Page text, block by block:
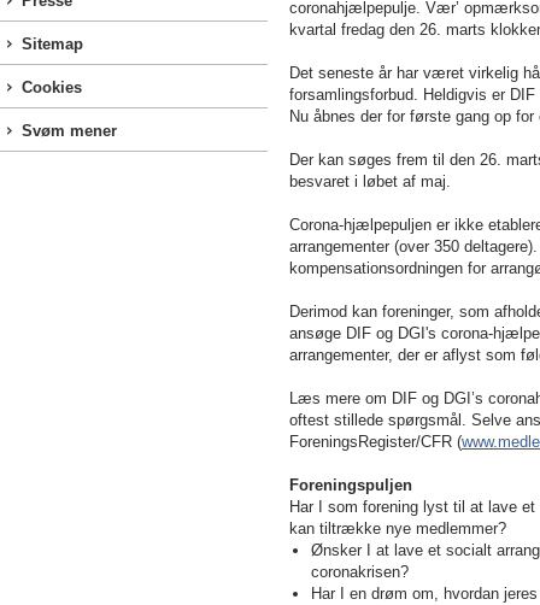
Sitemap
Cookies
Svøm mener
coronahjælpepulje. Vær’
kvartal fredag den 26. marts
Det seneste år har været virkelig
forsamlingsforbud. Heldigvis er
Nu åbnes der for første gang op
Der kan søges frem til den 26.
besvaret i løbet af maj.
Corona-hjælpepuljen er ikke
arrangementer (over 350
kompensationsordningen for
Derimod kan foreninger, som
ansøge DIF og DGI's corona-
arrangementer, der er aflyst som
Læs mere om DIF og DGI’s
oftest stillede spørgsmål. Selve
ForeningsRegister/CFR (
Foreningspuljen
Har I som forening lyst til at lave
kan tiltrække nye medlemmer?
Ønsker I at lave et socialt
coronakrisen?
Har I en drøm om, hvordan